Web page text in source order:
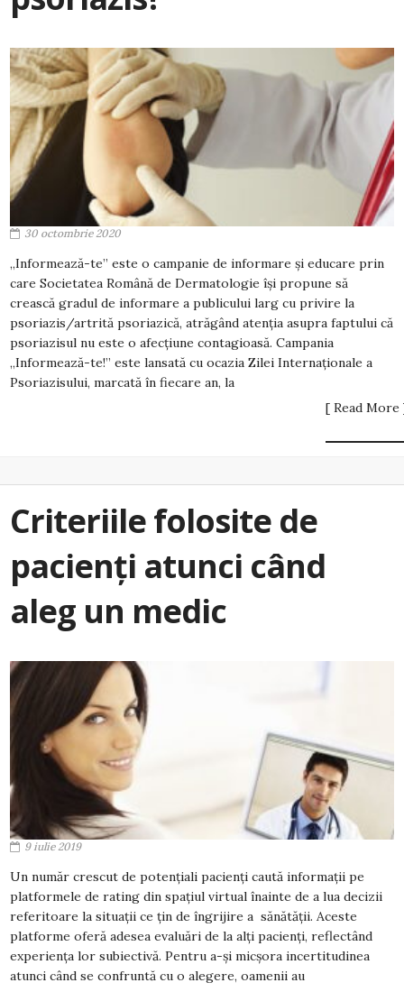
30 octombrie 2020
„Informează-te” este o campanie de informare și educare prin
care Societatea Română de Dermatologie își propune să
crească gradul de informare a publicului larg cu privire la
psoriazis/artrită psoriazică, atrăgând atenția asupra faptului că
psoriazisul nu este o afecțiune contagioasă. Campania
„Informează-te!” este lansată cu ocazia Zilei Internaționale a
Psoriazisului, marcată în fiecare an, la
[ Read More
Criteriile folosite de
pacienți atunci când
aleg un medic
9 iulie 2019
Un număr crescut de potențiali pacienți caută informații pe
platformele de rating din spațiul virtual înainte de a lua decizii
referitoare la situații ce țin de îngrijire a sănătății. Aceste
platforme oferă adesea evaluări de la alți pacienți, reflectând
experiența lor subiectivă. Pentru a-și micșora incertitudinea
atunci când se confruntă cu o alegere, oamenii au